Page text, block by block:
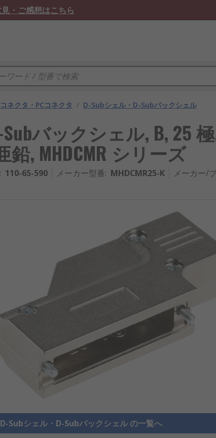
見・ご感想はこちら
ネクタ・PCコネクタ / D-Subシェル・D-Subバックシェル
Subバックシェル, B, 25
, MHDCMR シリーズ
: 110-65-590 メーカー型番: MHDCMR25-K メーカー/
D-Subシェル・D-Subバックシェル の一覧へ